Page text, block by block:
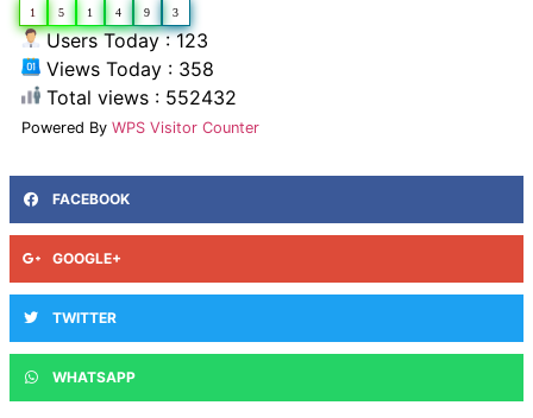
1 5 1 4 9 3
Users Today : 123
Views Today : 358
Total views : 552432
Powered By WPS Visitor Counter
FACEBOOK
GOOGLE+
TWITTER
WHATSAPP